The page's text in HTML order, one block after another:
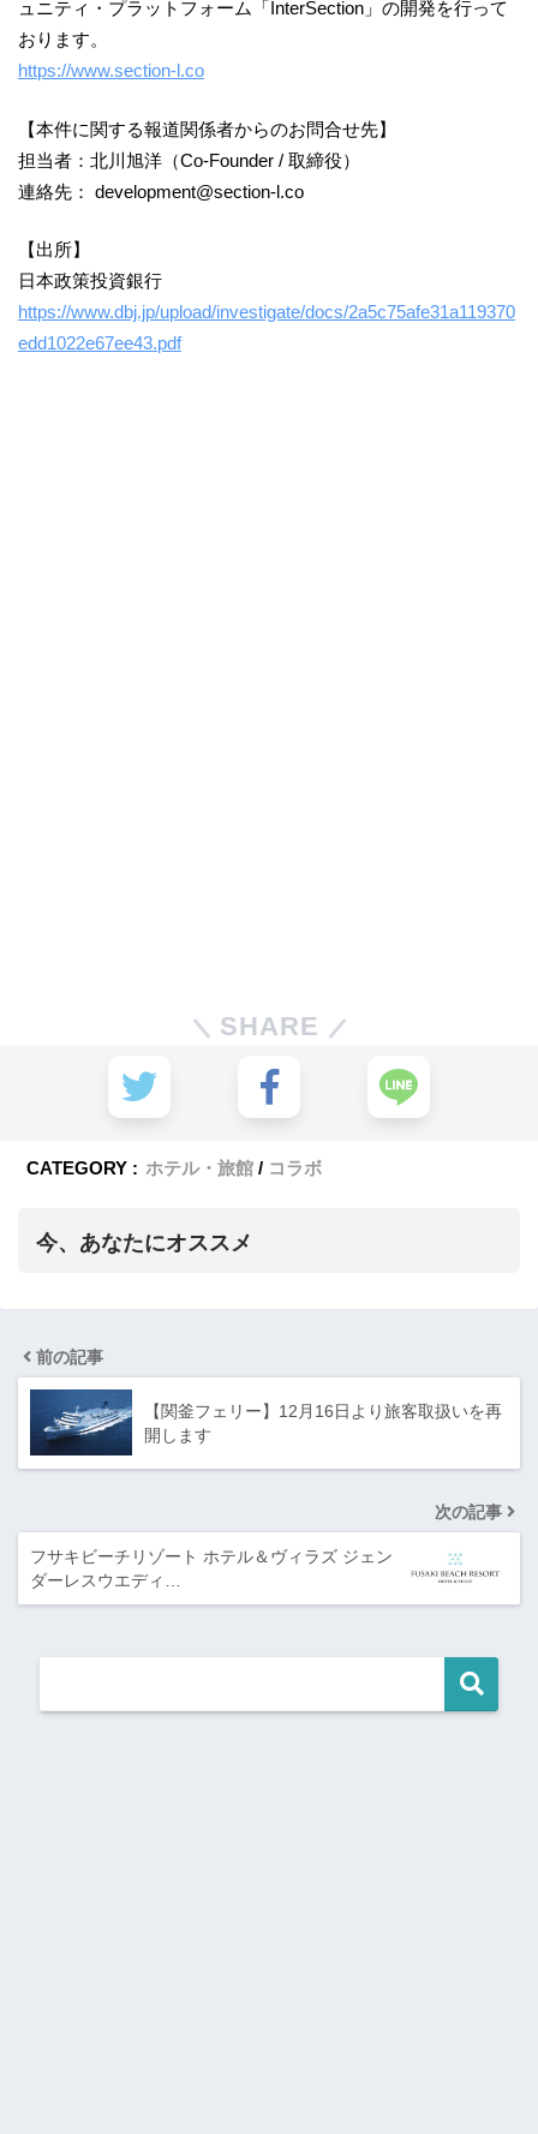
ュニティ・プラットフォーム「InterSection」の開発を行って
おります。
https://www.section-l.co
【本件に関する報道関係者からのお問合せ先】
担当者：北川旭洋（Co-Founder / 取締役）
連絡先： development@section-l.co
【出所】
日本政策投資銀行
https://www.dbj.jp/upload/investigate/docs/2a5c75afe31a119370
edd1022e67ee43.pdf
SHARE
CATEGORY : ホテル・旅館 コラボ
今、あなたにオススメ
前の記事
【関釜フェリー】12月16日より旅客取扱いを再
開します
次の記事
フサキビーチリゾート ホテル＆ヴィラズ ジェン
ダーレスウエディ…